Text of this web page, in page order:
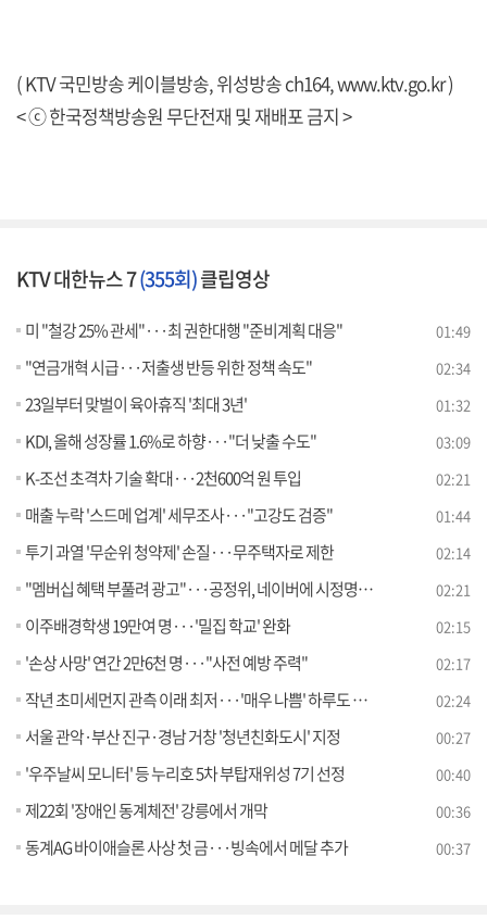
( KTV 국민방송 케이블방송, 위성방송 ch164,www.ktv.go.kr)
< ⓒ 한국정책방송원 무단전재 및 재배포 금지 >
KTV 대한뉴스 7(355회)클립영상
미 "철강 25% 관세"···최 권한대행 "준비계획 대응" 01:49
"연금개혁 시급···저출생 반등 위한 정책 속도" 02:34
23일부터 맞벌이 육아휴직 '최대 3년' 01:32
KDI, 올해 성장률 1.6%로 하향···"더 낮출 수도" 03:09
K-조선 초격차 기술 확대···2천600억 원 투입 02:21
매출 누락 '스드메 업계' 세무조사···"고강도 검증" 01:44
투기 과열 '무순위 청약제' 손질···무주택자로 제한 02:14
"멤버십 혜택 부풀려 광고"···공정위, 네이버에 시정명령 부과 02:21
이주배경학생 19만여 명···'밀집 학교' 완화 02:15
'손상 사망' 연간 2만6천 명···"사전 예방 주력" 02:17
작년 초미세먼지 관측 이래 최저···'매우 나쁨' 하루도 없어 02:24
서울 관악·부산 진구·경남 거창 '청년친화도시' 지정 00:27
'우주날씨 모니터' 등 누리호 5차 부탑재위성 7기 선정 00:40
제22회 '장애인 동계체전' 강릉에서 개막 00:36
동계AG 바이애슬론 사상 첫 금···빙속에서 메달 추가 00:37